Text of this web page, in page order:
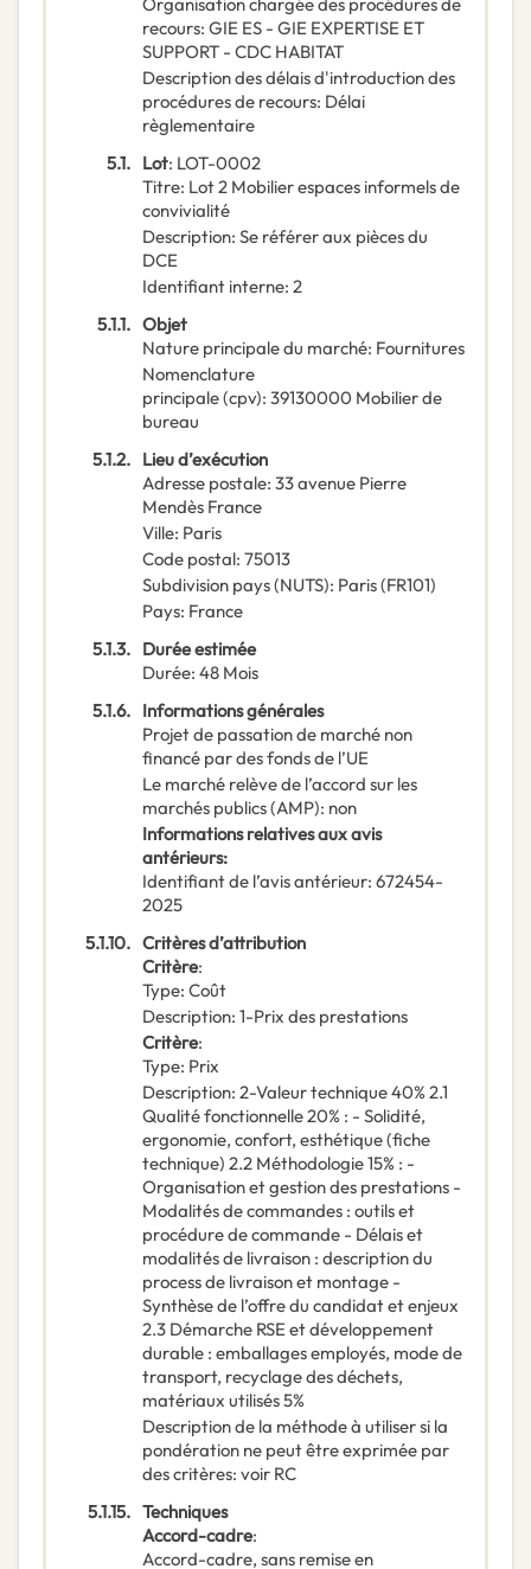
recours: GIE ES - GIE EXPERTISE ET
SUPPORT - CDC HABITAT
Description des délais d'introduction des
procédures de recours: Délai
règlementaire
5.1. Lot: LOT-0002
Titre: Lot 2 Mobilier espaces informels de
convivialité
Description: Se référer aux pièces du
DCE
Identifiant interne: 2
5.1.1. Objet
Nature principale du marché: Fournitures
Nomenclature
principale(cpv): 39130000 Mobilier de
bureau
5.1.2. Lieu d’exécution
Adresse postale: 33 avenue Pierre
Mendès France
Ville: Paris
Code postal: 75013
Subdivision pays (NUTS): Paris(FR101)
Pays: France
5.1.3. Durée estimée
Durée: 48 Mois
5.1.6. Informations générales
Projet de passation de marché non
financé par des fonds de l’UE
Le marché relève de l’accord sur les
marchés publics (AMP): non
Informations relatives aux avis
antérieurs:
Identifiant de l’avis antérieur: 672454-
2025
5.1.10. Critères d’attribution
Critère:
Type: Coût
Description: 1-Prix des prestations
Critère:
Type: Prix
Description: 2-Valeur technique 40% 2.1
Qualité fonctionnelle 20% : - Solidité,
ergonomie, confort, esthétique (fiche
technique) 2.2 Méthodologie 15% : -
Organisation et gestion des prestations -
Modalités de commandes : outils et
procédure de commande - Délais et
modalités de livraison : description du
process de livraison et montage -
Synthèse de l’offre du candidat et enjeux
2.3 Démarche RSE et développement
durable : emballages employés, mode de
transport, recyclage des déchets,
matériaux utilisés 5%
Description de la méthode à utiliser si la
pondération ne peut être exprimée par
des critères: voir RC
5.1.15. Techniques
Accord-cadre:
Accord-cadre, sans remise en